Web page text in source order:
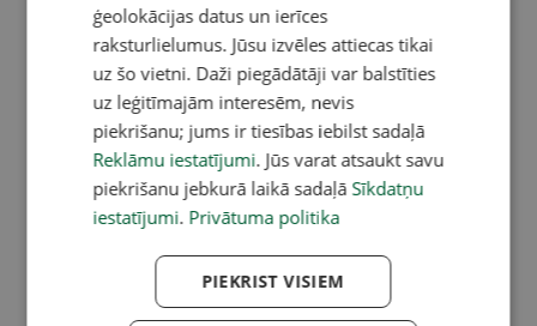
ģeolokācijas datus un ierīces
raksturlielumus. Jūsu izvēles attiecas tikai
uz šo vietni. Daži piegādātāji var balstīties
uz leģitīmajām interesēm, nevis
piekrišanu; jums ir tiesības iebilst sadaļā
Reklāmu iestatījumi. Jūs varat atsaukt savu
piekrišanu jebkurā laikā sadaļā Sīkdatņu
iestatījumi. Privātuma politika
PIEKRIST VISIEM